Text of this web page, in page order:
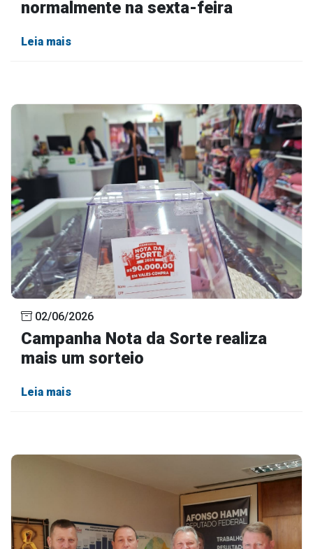
normalmente na sexta-feira
Leia mais
02/06/2026
Campanha Nota da Sorte realiza
mais um sorteio
Leia mais